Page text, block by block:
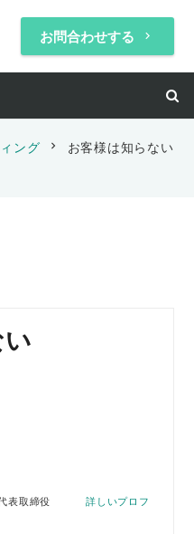
お問合わせする keyboard_arrow_right
ング chevron_right お客様は知らない
。 代表取締役 詳しいプロフ